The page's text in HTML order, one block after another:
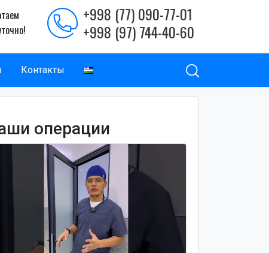
+998 (77) 090-77-01
+998 (97) 744-40-60
Контакты
операции